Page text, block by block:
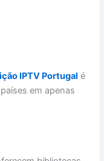
IPTV Portugal é
em apenas